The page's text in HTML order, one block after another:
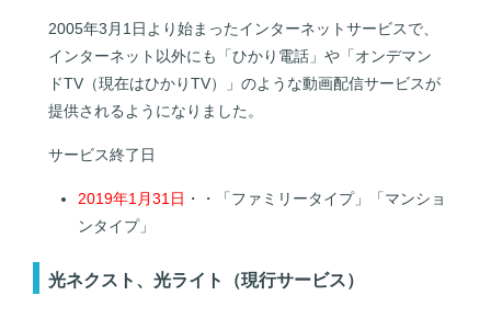
2005年3月1日より始まったインターネットサービスで、
インターネット以外にも「ひかり電話」や「オンデマン
ドTV（現在はひかりTV）」のような動画配信サービスが
提供されるようになりました。
サービス終了日
2019年1月31日 ・・「ファミリータイプ」「マンショ
ンタイプ」
光ネクスト、光ライト（現行サービス）